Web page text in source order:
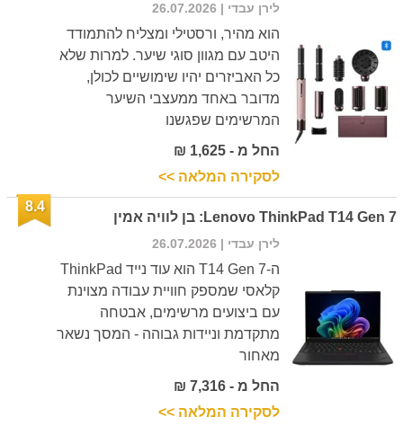
לירן עבדי | 26.07.2026
הוא מהיר, ורסטילי ומצליח להתמודד
היטב עם מגוון סוגי שיער. למרות שלא
כל האביזרים יהיו שימושיים לכולן,
מדובר באחד ממעצבי השיער
המרשימים שפגשנו
החל מ - 1,625 ₪
לסקירה המלאה >>
Lenovo ThinkPad T14 Gen 7: בן לוויה אמין
8.4
לירן עבדי | 26.07.2026
ה-T14 Gen 7 הוא עוד נייד ThinkPad
קלאסי שמספק חוויית עבודה מצוינת
עם ביצועים מרשימים, אבטחה
מתקדמת וניידות גבוהה - המסך נשאר
מאחור
החל מ - 7,316 ₪
לסקירה המלאה >>